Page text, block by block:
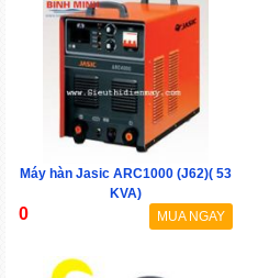
Máy hàn Jasic ARC1000 (J62)( 53
KVA)
0 MUA NGAY